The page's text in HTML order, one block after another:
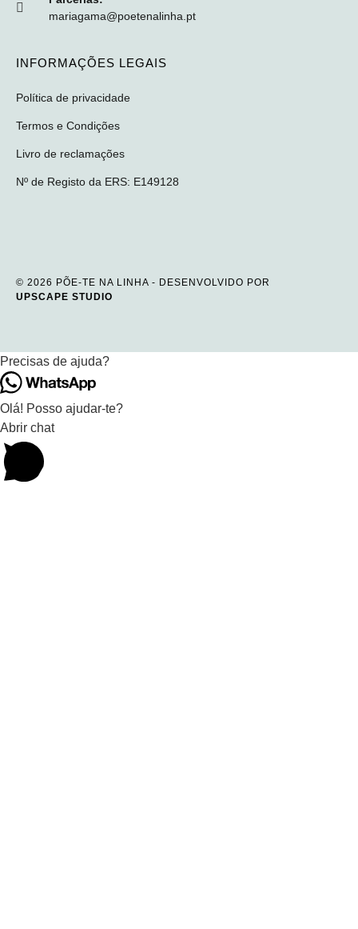
mariagama@poetenalinha.pt
INFORMAÇÕES LEGAIS
Política de privacidade
Termos e Condições
Livro de reclamações
Nº de Registo da ERS: E149128
© 2026 PÕE-TE NA LINHA - DESENVOLVIDO POR
UPSCAPE STUDIO
Precisas de ajuda?
Olá! Posso ajudar-te?
Abrir chat